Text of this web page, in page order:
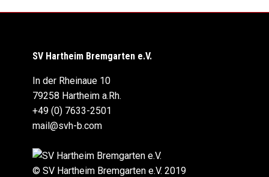
SV Hartheim Bremgarten e.V.
In der Rheinaue 10
79258 Hartheim a.Rh.
+49 (0) 7633-2501
mail@svh-b.com
© SV Hartheim Bremgarten e.V. 2019